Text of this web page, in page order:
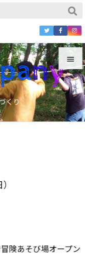
くり


Menu

Sidebar
険あそび場オープン